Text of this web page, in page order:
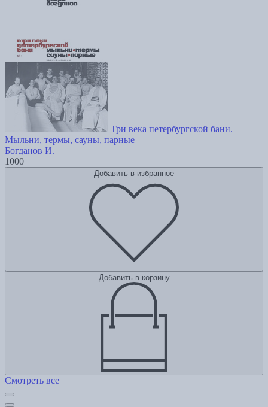
Три века петербургской бани.
Мыльни, термы, сауны, парные
Богданов И.
1000
Добавить в избранное
Добавить в корзину
Смотреть все